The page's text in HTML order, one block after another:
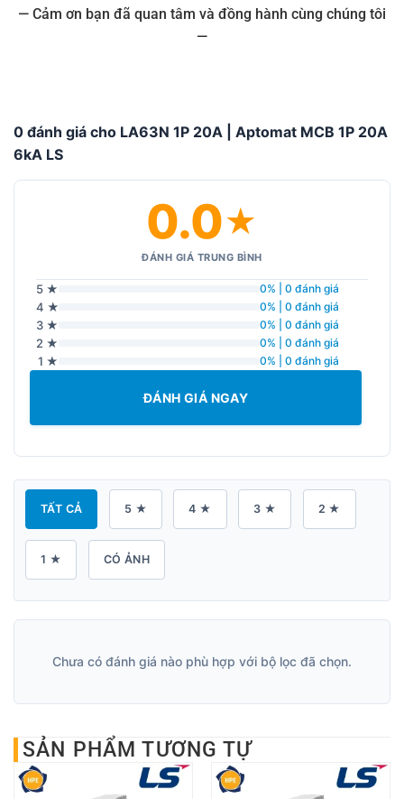
— Cảm ơn bạn đã quan tâm và đồng hành cùng chúng tôi
—
0 đánh giá cho LA63N 1P 20A | Aptomat MCB 1P 20A
6kA LS
0.0★
ĐÁNH GIÁ TRUNG BÌNH
5 ★ 0% | 0 đánh giá
4 ★ 0% | 0 đánh giá
3 ★ 0% | 0 đánh giá
2 ★ 0% | 0 đánh giá
1 ★ 0% | 0 đánh giá
ĐÁNH GIÁ NGAY
TẤT CẢ 5 ★ 4 ★ 3 ★ 2 ★
1 ★ CÓ ẢNH
Chưa có đánh giá nào phù hợp với bộ lọc đã chọn.
SẢN PHẨM TƯƠNG TỰ